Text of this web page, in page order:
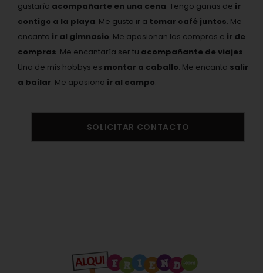
gustaría acompañarte en una cena. Tengo ganas de ir
contigo a la playa. Me gusta ir a tomar café juntos. Me
encanta ir al gimnasio. Me apasionan las compras e ir de
compras. Me encantaría ser tu acompañante de viajes.
Uno de mis hobbys es montar a caballo. Me encanta salir
a bailar. Me apasiona ir al campo.
SOLICITAR CONTACTO